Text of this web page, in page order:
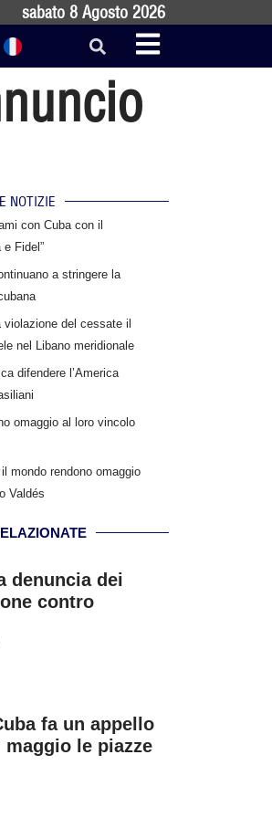
sabato 8 Agosto 2026
NOTIZIE
con Cuba con il
Fidel”
a stringere la
violazione del cessate il
nel Libano meridionale
difendere l’America
omaggio al loro vincolo
mondo rendono omaggio
Valdés
denuncia dei
contro
fa un appello
le piazze